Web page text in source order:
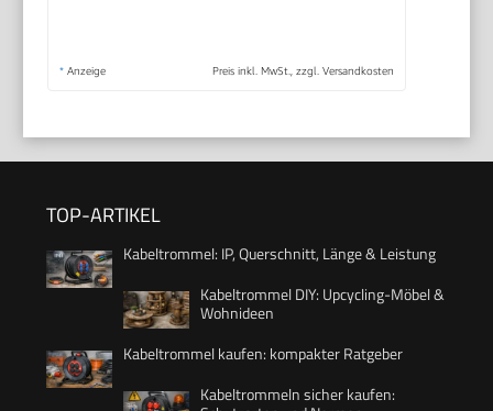
* Anzeige Preis inkl. MwSt., zzgl. Versandkosten
TOP-ARTIKEL
Kabeltrommel: IP, Querschnitt, Länge & Leistung
Kabeltrommel DIY: Upcycling-Möbel &
Wohnideen
Kabeltrommel kaufen: kompakter Ratgeber
Kabeltrommeln sicher kaufen: